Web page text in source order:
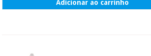
Adicionar ao carrinho